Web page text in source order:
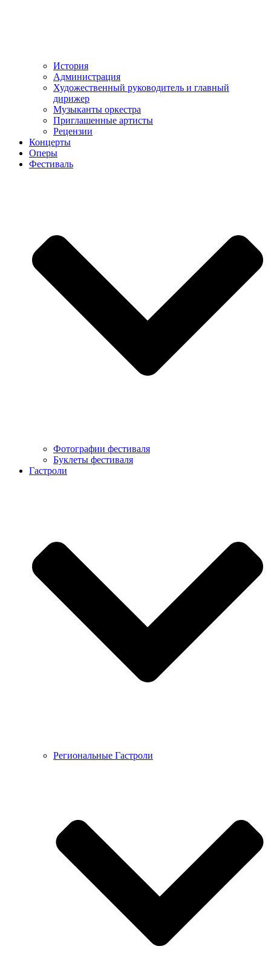
История
Администрация
Художественный руководитель и главный
дирижер
Музыканты оркестра
Приглашенные артисты
Рецензии
Концерты
Оперы
Фестиваль
Фотографии фестиваля
Буклеты фестиваля
Гастроли
Региональные Гастроли